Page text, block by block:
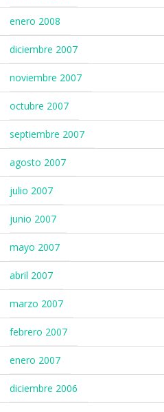
enero 2008
diciembre 2007
noviembre 2007
octubre 2007
septiembre 2007
agosto 2007
julio 2007
junio 2007
mayo 2007
abril 2007
marzo 2007
febrero 2007
enero 2007
diciembre 2006